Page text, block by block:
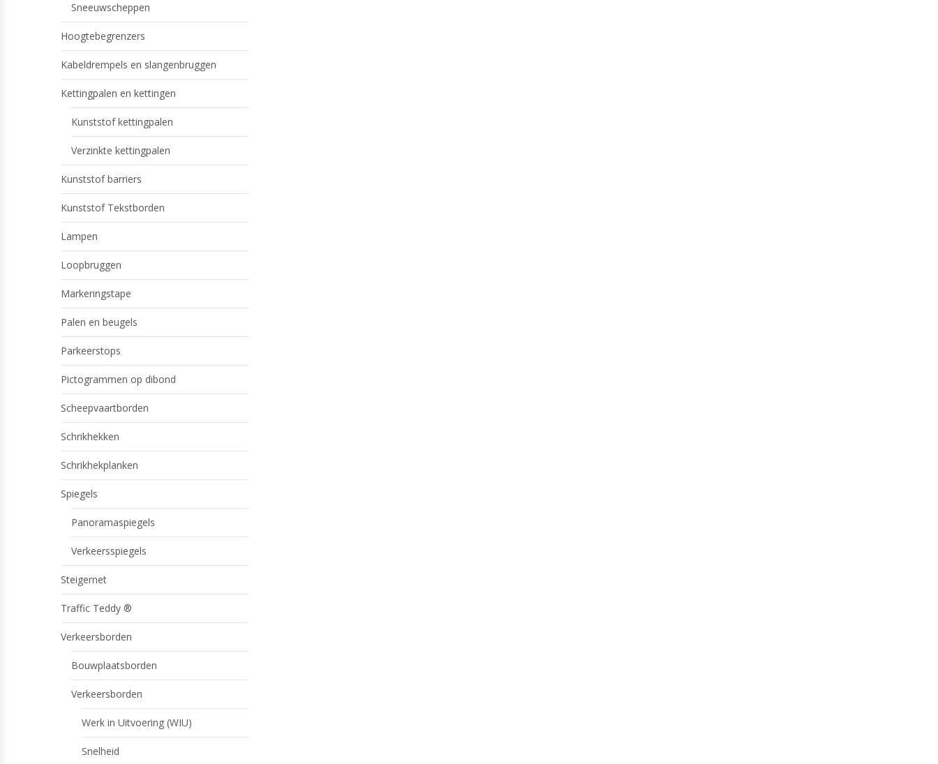
Sneeuwscheppen
Hoogtebegrenzers
Kabeldrempels en slangenbruggen
Kettingpalen en kettingen
Kunststof kettingpalen
Verzinkte kettingpalen
Kunststof barriers
Kunststof Tekstborden
Lampen
Loopbruggen
Markeringstape
Palen en beugels
Parkeerstops
Pictogrammen op dibond
Scheepvaartborden
Schrikhekken
Schrikhekplanken
Spiegels
Panoramaspiegels
Verkeersspiegels
Steigernet
Traffic Teddy ®
Verkeersborden
Bouwplaatsborden
Verkeersborden
Werk in Uitvoering (WIU)
Snelheid